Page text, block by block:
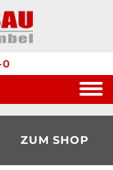
ZUM SHOP
0